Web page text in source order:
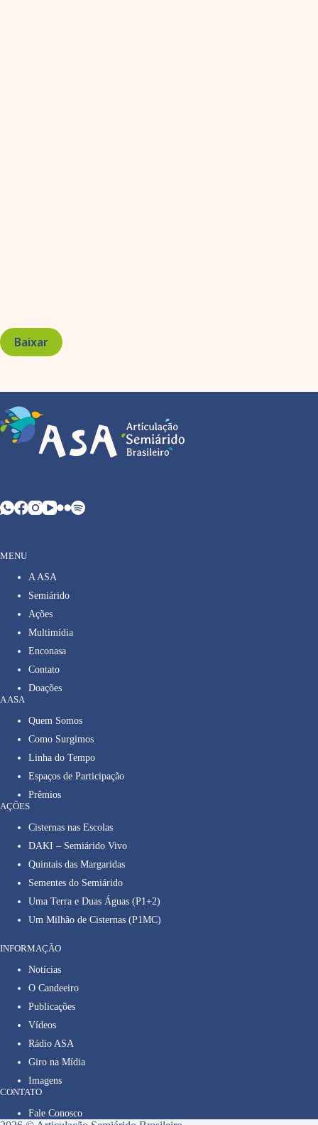
Baixar
MENU
A ASA
Semiárido
Ações
Multimídia
Enconasa
Contato
Doações
A ASA
Quem Somos
Como Surgimos
Linha do Tempo
Espaços de Participação
Prêmios
AÇÕES
Cisternas nas Escolas
DAKI – Semiárido Vivo
Quintais das Margaridas
Sementes do Semiárido
Uma Terra e Duas Águas (P1+2)
Um Milhão de Cisternas (P1MC)
INFORMAÇÃO
Notícias
O Candeeiro
Publicações
Vídeos
Rádio ASA
Giro na Mídia
Imagens
CONTATO
Fale Conosco